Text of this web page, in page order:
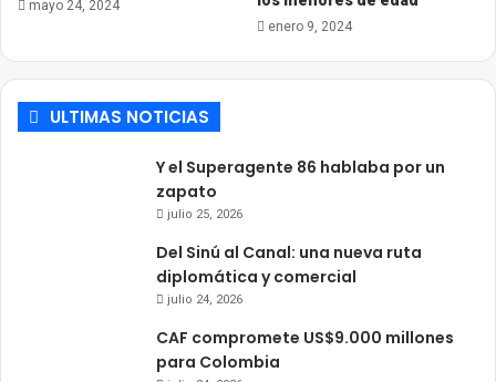
mayo 24, 2024
enero 9, 2024
ULTIMAS NOTICIAS
Y el Superagente 86 hablaba por un
zapato
julio 25, 2026
Del Sinú al Canal: una nueva ruta
diplomática y comercial
julio 24, 2026
CAF compromete US$9.000 millones
para Colombia